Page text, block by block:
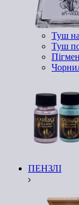
Туш
Туш
ПЕНЗЛІ